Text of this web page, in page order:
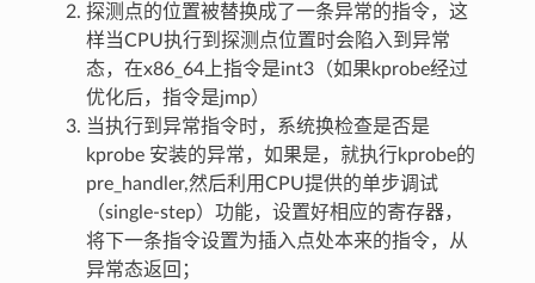
探测点的位置被替换成了一条异常的指令，这
样当CPU执行到探测点位置时会陷入到异常
态，在x86_64上指令是int3（如果kprobe经过
优化后，指令是jmp）
当执行到异常指令时，系统换检查是否是
kprobe 安装的异常，如果是，就执行kprobe的
pre_handler,然后利用CPU提供的单步调试
（single-step）功能，设置好相应的寄存器，
将下一条指令设置为插入点处本来的指令，从
异常态返回；